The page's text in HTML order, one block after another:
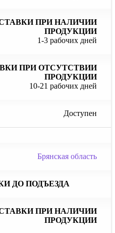
1-3 рабочих дней
10-21 рабочих дней
Доступен
Брянская область